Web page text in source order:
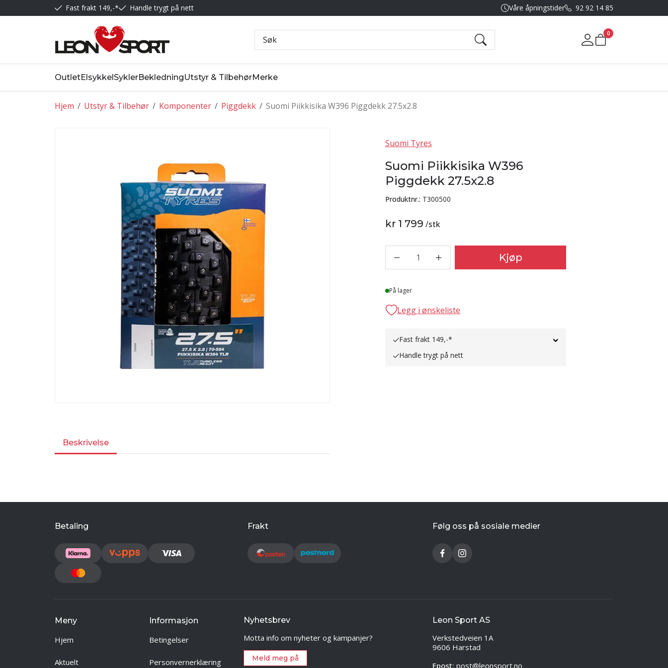
Fast frakt 149,-* Handle trygt på nett Våre åpningstider 92 92 14 85
Mine sider
0
OutletElsykkelSyklerBekledningUtstyr & TilbehørMerke
/
Hjem /
Utstyr & Tilbehør /
Komponenter /
Piggdekk Suomi Piikkisika W396 Piggdekk 27.5x2.8
Suomi Tyres
Suomi Piikkisika W396
Piggdekk 27.5x2.8
Produktnr.: T300500
kr 1 799 /stk
1 Kjøp
Lager
På lager
Legg i ønskeliste
Fast frakt 149,-*
Handle trygt på nett
Beskrivelse
Betaling Frakt Følg oss på sosiale medier
Meny
Hjem
Aktuelt
Informasjon
Betingelser
Personvernerklæring
Nyhetsbrev
Motta info om nyheter og kampanjer?
Meld meg på
Leon Sport AS
Verkstedveien 1A
9606 Harstad
Epost: post@leonsport.no